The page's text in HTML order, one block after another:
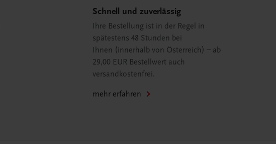
Schnell und zuverlässig
Ihre Bestellung ist in der Regel in
spätestens 48 Stunden bei
Ihnen (innerhalb von Österreich) – ab
29,00 EUR Bestellwert auch
versandkostenfrei.
mehr erfahren